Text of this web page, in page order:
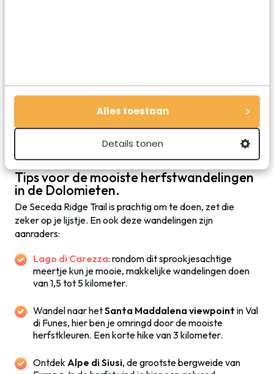
Alles toestaan
Details tonen
Tips voor de mooiste herfstwandelingen
in de Dolomieten.
De Seceda Ridge Trail is prachtig om te doen, zet die
zeker op je lijstje. En ook deze wandelingen zijn
aanraders:
Lago di Carezza: rondom dit sprookjesachtige
meertje kun je mooie, makkelijke wandelingen doen
van 1,5 tot 5 kilometer.
Wandel naar hetSanta Maddalena viewpoint in Val
di Funes, hier ben je omringd door de mooiste
herfstkleuren. Een korte hike van 3 kilometer.
OntdekAlpe di Siusi, de grootste bergweide van